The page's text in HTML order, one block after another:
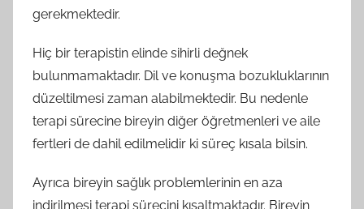
gerekmektedir.
Hiç bir terapistin elinde sihirli değnek
bulunmamaktadır. Dil ve konuşma bozukluklarının
düzeltilmesi zaman alabilmektedir. Bu nedenle
terapi sürecine bireyin diğer öğretmenleri ve aile
fertleri de dahil edilmelidir ki süreç kısala bilsin.
Ayrıca bireyin sağlık problemlerinin en aza
indirilmesi terapi sürecini kısaltmaktadır. Bireyin